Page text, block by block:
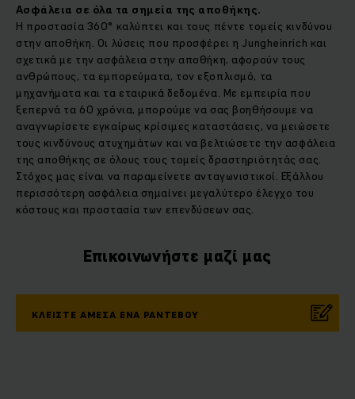
Ασφάλεια σε όλα τα σημεία της αποθήκης.
Η προστασία 360° καλύπτει και τους πέντε τομείς κινδύνου
στην αποθήκη. Οι λύσεις που προσφέρει η Jungheinrich και
σχετικά με την ασφάλεια στην αποθήκη, αφορούν τους
ανθρώπους, τα εμπορεύματα, τον εξοπλισμό, τα
μηχανήματα και τα εταιρικά δεδομένα. Με εμπειρία που
ξεπερνά τα 60 χρόνια, μπορούμε να σας βοηθήσουμε να
αναγνωρίσετε εγκαίρως κρίσιμες καταστάσεις, να μειώσετε
τους κινδύνους ατυχημάτων και να βελτιώσετε την ασφάλεια
της αποθήκης σε όλους τους τομείς δραστηριότητάς σας.
Στόχος μας είναι να παραμείνετε ανταγωνιστικοί. Εξάλλου
περισσότερη ασφάλεια σημαίνει μεγαλύτερο έλεγχο του
κόστους και προστασία των επενδύσεων σας.
Επικοινωνήστε μαζί μας
ΚΛΕΙΣΤΕ ΑΜΕΣΑ ΕΝΑ ΡΑΝΤΕΒΟΥ